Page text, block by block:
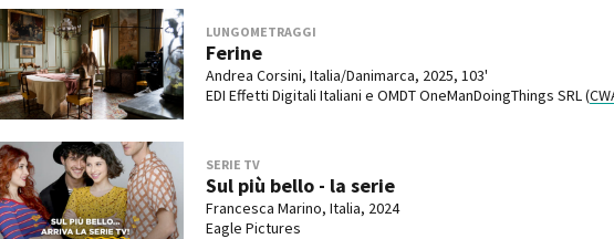
LUNGOMETRAGGI
Ferine
Andrea Corsini, Italia/Danimarca, 2025, 103'
EDI Effetti Digitali Italiani e OMDT OneManDoingThings SRL (
SERIE TV
Sul più bello - la serie
Francesca Marino, Italia, 2024
Eagle Pictures